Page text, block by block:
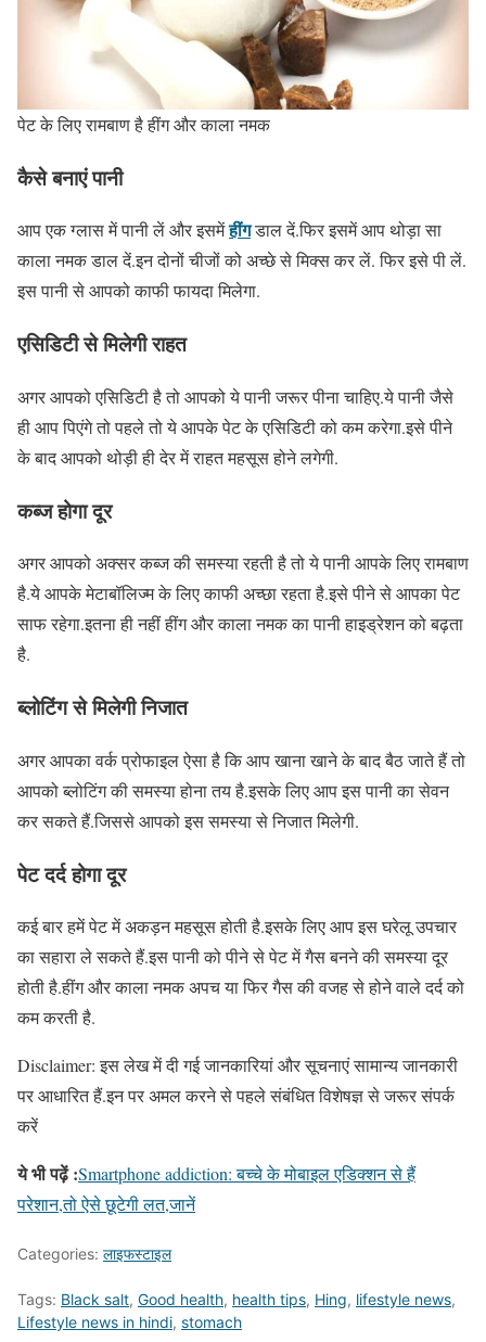
पेट के लिए रामबाण है हींग और काला नमक
कैसे बनाएं पानी
आप एक ग्लास में पानी लें और इसमेंहींगडाल दें.फिर इसमें आप थोड़ा सा
काला नमक डाल दें.इन दोनों चीजों को अच्छे से मिक्स कर लें. फिर इसे पी लें.
इस पानी से आपको काफी फायदा मिलेगा.
एसिडिटी से मिलेगी राहत
अगर आपको एसिडिटी है तो आपको ये पानी जरूर पीना चाहिए.ये पानी जैसे
ही आप पिएंगे तो पहले तो ये आपके पेट के एसिडिटी को कम करेगा.इसे पीने
के बाद आपको थोड़ी ही देर में राहत महसूस होने लगेगी.
कब्ज होगा दूर
अगर आपको अक्सर कब्ज की समस्या रहती है तो ये पानी आपके लिए रामबाण
है.ये आपके मेटाबॉलिज्म के लिए काफी अच्छा रहता है.इसे पीने से आपका पेट
साफ रहेगा.इतना ही नहीं हींग और काला नमक का पानी हाइड्रेशन को बढ़ता
है.
ब्लोटिंग से मिलेगी निजात
अगर आपका वर्क प्रोफाइल ऐसा है कि आप खाना खाने के बाद बैठ जाते हैं तो
आपको ब्लोटिंग की समस्या होना तय है.इसके लिए आप इस पानी का सेवन
कर सकते हैं.जिससे आपको इस समस्या से निजात मिलेगी.
पेट दर्द होगा दूर
कई बार हमें पेट में अकड़न महसूस होती है.इसके लिए आप इस घरेलू उपचार
का सहारा ले सकते हैं.इस पानी को पीने से पेट में गैस बनने की समस्या दूर
होती है.हींग और काला नमक अपच या फिर गैस की वजह से होने वाले दर्द को
कम करती है.
Disclaimer: इस लेख में दी गई जानकारियां और सूचनाएं सामान्य जानकारी
पर आधारित हैं.इन पर अमल करने से पहले संबंधित विशेषज्ञ से जरूर संपर्क
करें
ये भी पढ़ें :Smartphone addiction: बच्चे के मोबाइल एडिक्शन से हैं
परेशान,तो ऐसे छूटेगी लत,जानें
Categories: लाइफस्टाइल
Tags: Black salt, Good health, health tips, Hing, lifestyle news,
Lifestyle news in hindi, stomach